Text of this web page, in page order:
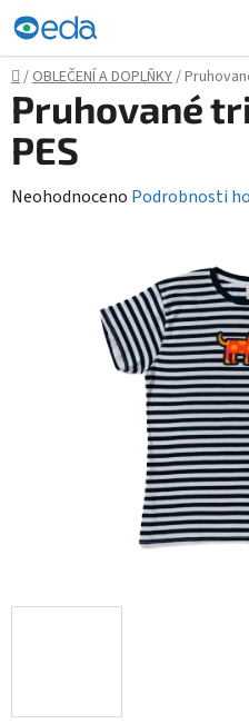
Přejít
na
obsah
Domů
/OBLEČENÍ A DOPLŇKY/
Pruhované
PES
Průměrné
Neohodnoceno Podrobnosti